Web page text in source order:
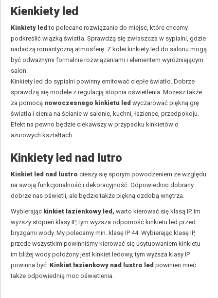
Kienkiety led
Kinkiety led to polecane rozwiązanie do miejsc, które chcemy
podkreślić wiązką światła. Sprawdzą się zwłaszcza w sypialni, gdzie
nadadzą romantyczną atmosferę. Z kolei kinkiety led do salonu mogą
być odważnymi formalnie rozwiązaniami i elementem wyróżniającym
salon.
Kinkiety led do sypialni powinny emitować ciepłe światło. Dobrze
sprawdzą się modele z regulacją stopnia oświetlenia. Możesz także
za pomocą nowoczesnego kinkietu led wyczarować piękną grę
światła i cienia na ścianie w salonie, kuchni, łazience, przedpokoju.
Efekt na pewno będzie ciekawszy w przypadku kinkietów o
ażurowych kształtach.
Kinkiety led nad lutro
Kinkiet led nad lustrocieszy się sporym powodzeniem ze względu
na swoją funkcjonalność i dekoracyjność. Odpowiednio dobrany
dobrze nas oświetli, ale będzie także piękną ozdobą wnętrza.
Wybierając kinkiet łazienkowy led,warto kierować się klasą IP. Im
wyższy stopień klasy IP, tym wyższa odporność kinkietu led przed
bryzgami wody. My polecamy min. klasę IP 44. Wybierając klasę IP,
przede wszystkim powinniśmy kierować się usytuowaniem kinkietu -
im bliżej wody położony jest kinkiet ledowy, tym wyższa klasy IP
powinna być. Kinkiet łazienkowy nad lustro led powinien mieć
także odpowiednią moc oświetlenia.